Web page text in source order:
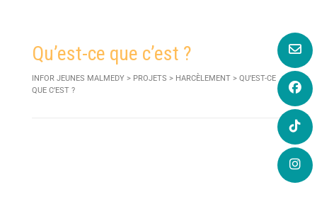
Qu’est-ce que c’est ?
INFOR JEUNES MALMEDY> PROJETS > HARCÈLEMENT> QU’EST-CE
QUE C’EST ?